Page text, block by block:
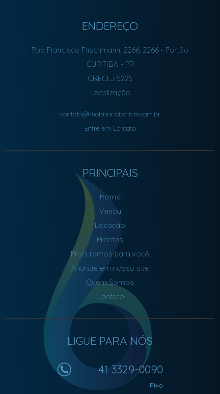
ENDEREÇO
Rua Francisco Frischmann, 2266, 2266 - Portão
CURITIBA - PR
CRECI J-5225
Localização
contato@imobiliariabonfim.com.br
Entre em Contato
PRINCIPAIS
Home
Venda
Locação
Prontos
Procuramos para você
Anuncie em nosso site
Quem Somos
Contato
LIGUE PARA NÓS
41 3329-0090
Fixo